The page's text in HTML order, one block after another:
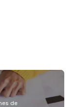
de